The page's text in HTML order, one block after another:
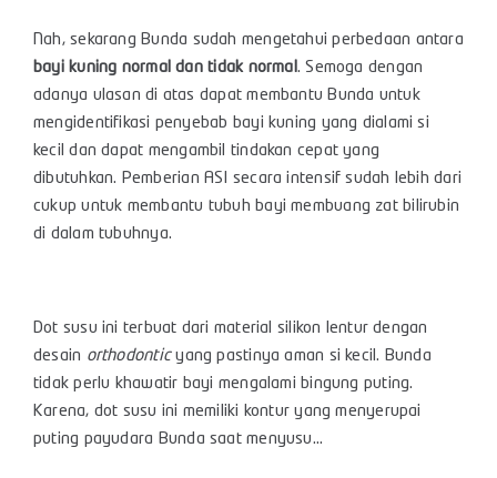
Nah, sekarang Bunda sudah mengetahui perbedaan antara
bayi kuning normal dan tidak normal . Semoga dengan
adanya ulasan di atas dapat membantu Bunda untuk
mengidentifikasi penyebab bayi kuning yang dialami si
kecil dan dapat mengambil tindakan cepat yang
dibutuhkan. Pemberian ASI secara intensif sudah lebih dari
cukup untuk membantu tubuh bayi membuang zat bilirubin
di dalam tubuhnya.
Dot susu ini terbuat dari material silikon lentur dengan
desain orthodonticyang pastinya aman si kecil. Bunda
tidak perlu khawatir bayi mengalami bingung puting.
Karena, dot susu ini memiliki kontur yang menyerupai
puting payudara Bunda saat menyusu…